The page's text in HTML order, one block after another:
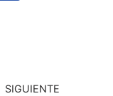
SIGUIENTE